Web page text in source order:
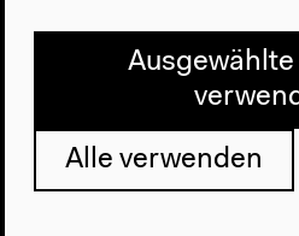
The Hyper-
Ausgewählte
Alle verwenden